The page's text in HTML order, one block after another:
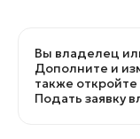
Вы владелец
Дополните и
также
Подать заявку